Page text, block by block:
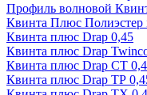
Профиль волновой
Квинта Плюс Полиэстер
Квинта плюс Drap 0,45
Квинта плюс Drap
Квинта плюс Drap СТ
Квинта плюс Drap ТР